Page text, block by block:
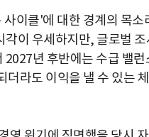
이클'에 대한 경계의 목소
이 우세하지만, 글로벌
년 후반에는 수급 밸
라도 이익을 낼 수 있는